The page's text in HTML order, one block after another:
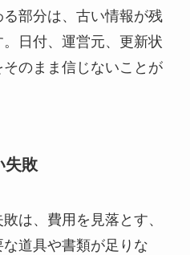
部分は、古い情報が残
日付、運営元、更新状
のまま信じないことが
失敗
は、費用を見落とす、
道具や書類が足りな